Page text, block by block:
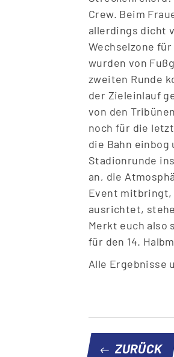
Crew. Beim
allerdings dicht
Wechselzone
wurden von Fuß
zweiten Runde
der Zieleinlauf
von den
noch für die
die Bahn
Stadionrunde
an, die
Event mitbringt,
ausrichtet,
Merkt euch also
für den 14.
Alle Ergebnisse
ZURÜCK